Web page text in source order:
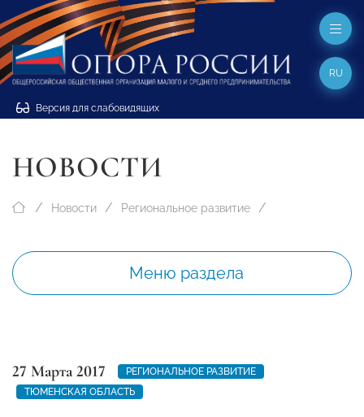
Версия для слабовидящих
RU
НОВОСТИ
Новости Региональное развитие
Меню раздела
27 Марта 2017
РЕГИОНАЛЬНОЕ РАЗВИТИЕ
ТЮМЕНСКАЯ ОБЛАСТЬ